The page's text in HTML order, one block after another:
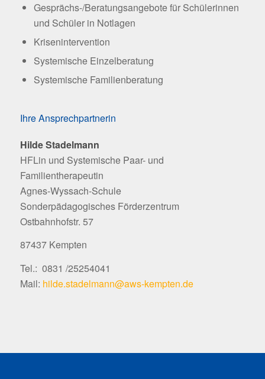
Gesprächs-/Beratungsangebote für Schülerinnen
und Schüler in Notlagen
Krisenintervention
Systemische Einzelberatung
Systemische Familienberatung
Ihre Ansprechpartnerin
Hilde Stadelmann
HFLin und Systemische Paar- und
Familientherapeutin
Agnes-Wyssach-Schule
Sonderpädagogisches Förderzentrum
Ostbahnhofstr. 57
87437 Kempten
Tel.: 0831 /25254041
Mail: hilde.stadelmann@aws-kempten.de